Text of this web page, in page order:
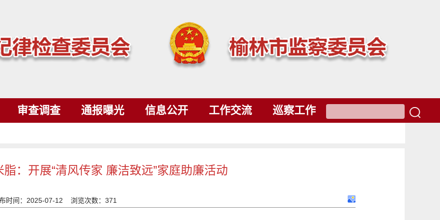
审查调查 通报曝光 信息公开 工作交流 巡察工作
脂：开展“清风传家 廉洁致远”家庭助廉活动
时间：2025-07-12 浏览次数： 371